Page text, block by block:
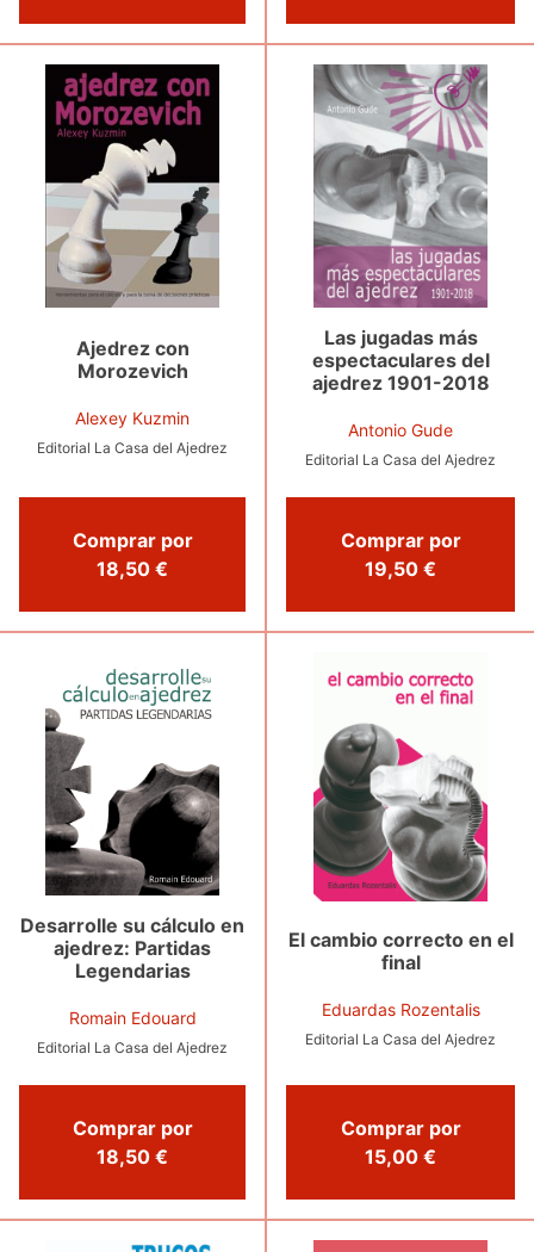
Ajedrez con
Morozevich
Alexey Kuzmin
Editorial La Casa del Ajedrez
Comprar por
18,50 €
Las jugadas más
espectaculares del
ajedrez 1901-2018
Antonio Gude
Editorial La Casa del Ajedrez
Comprar por
19,50 €
Desarrolle su cálculo en
ajedrez: Partidas
Legendarias
Romain Edouard
Editorial La Casa del Ajedrez
Comprar por
18,50 €
El cambio correcto en el
final
Eduardas Rozentalis
Editorial La Casa del Ajedrez
Comprar por
15,00 €